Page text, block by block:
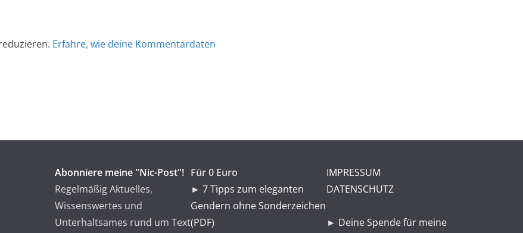
Erfahre, wie deine Kommentardaten
Abonniere meine "Nic-Post"!
Regelmäßig Aktuelles,
Wissenswertes und
Unterhaltsames rund um Text
Für 0 Euro
► 7 Tipps zum eleganten
Gendern ohne Sonderzeichen
(PDF)
IMPRESSUM
DATENSCHUTZ
► Deine Spende für meine